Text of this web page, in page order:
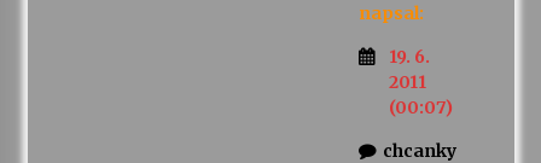
napsal:
19. 6.
2011
(00:07)
chcanky